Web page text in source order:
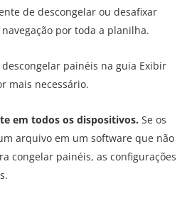
de descongelar ou desafixar
por toda a planilha.
painéis na guia Exibir
mais necessário.
em todos os dispositivos. Se os
arquivo em um software que não
congelar painéis, as configurações